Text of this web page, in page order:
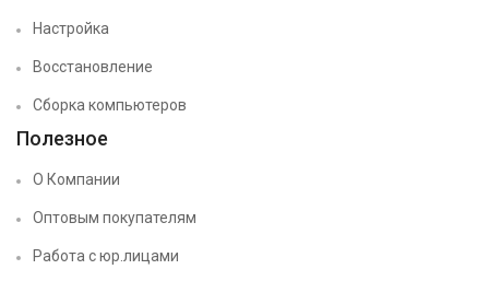
Настройка
Восстановление
Сборка компьютеров
Полезное
О Компании
Оптовым покупателям
Работа с юр.лицами